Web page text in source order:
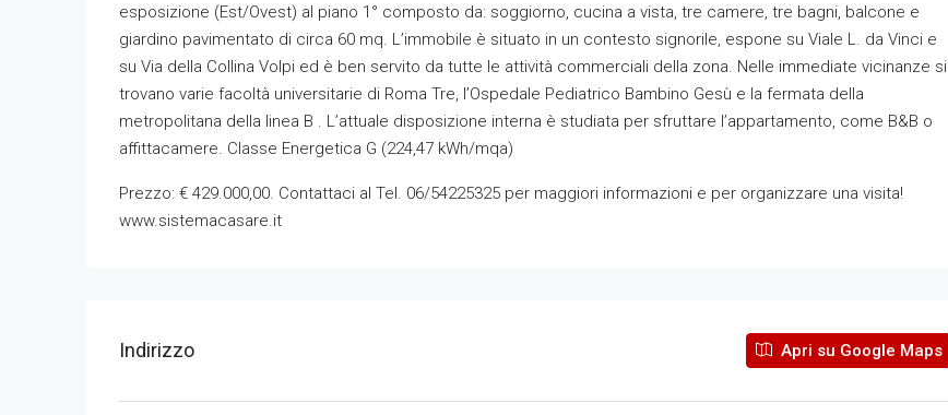
esposizione (Est/Ovest) al piano 1° composto da: soggiorno, cucina a vista, tre camere, tre bagni, balcone e
giardino pavimentato di circa 60 mq. L’immobile è situato in un contesto signorile, espone su Viale L. da Vinci e
su Via della Collina Volpi ed è ben servito da tutte le attività commerciali della zona. Nelle immediate vicinanze si
trovano varie facoltà universitarie di Roma Tre, l’Ospedale Pediatrico Bambino Gesù e la fermata della
metropolitana della linea B . L’attuale disposizione interna è studiata per sfruttare l’appartamento, come B&B o
affittacamere. Classe Energetica G (224,47 kWh/mqa)
Prezzo: € 429.000,00. Contattaci al Tel. 06/54225325 per maggiori informazioni e per organizzare una visita!
www.sistemacasare.it
Indirizzo Apri su Google Maps